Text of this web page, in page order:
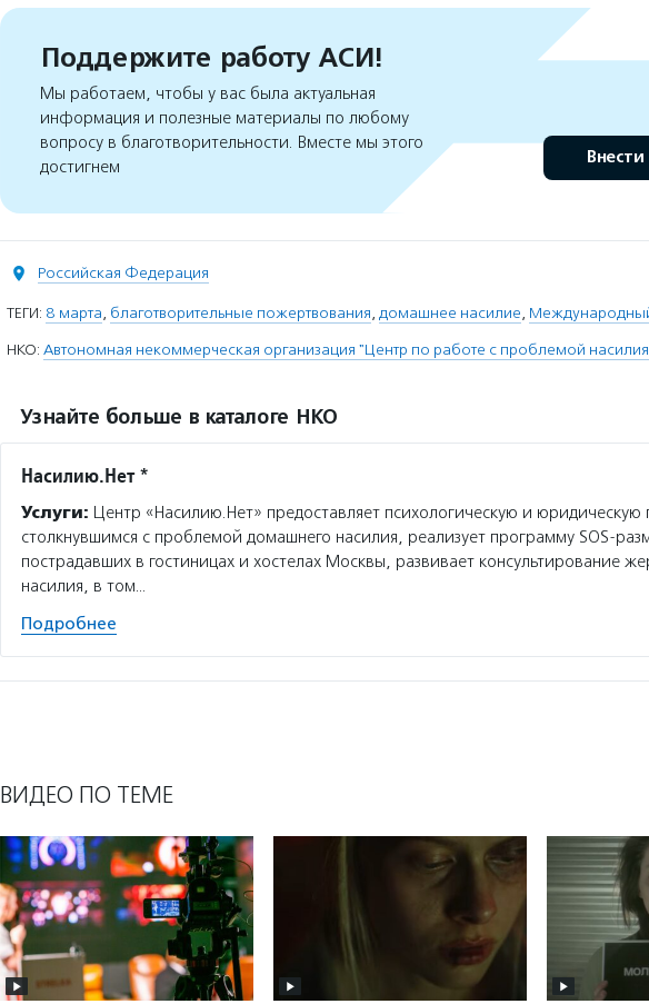
Поддержите работу АСИ!
Мы работаем, чтобы у вас была актуальная
информация и полезные материалы по любому
вопросу в благотворительности. Вместе мы этого
достигнем
Внести
Российская Федерация
ТЕГИ: 8 марта, благотворительные пожертвования, домашнее насилие,
НКО: Автономная некоммерческая организация "Центр по работе с проблемой
Узнайте больше в каталоге НКО
Насилию.Нет *
Услуги: Центр «Насилию.Нет» предоставляет психологическую и
столкнувшимся с проблемой домашнего насилия, реализует программу SOS-
пострадавших в гостиницах и хостелах Москвы, развивает консультирование
насилия, в том…
Подробнее
ВИДЕО ПО ТЕМЕ